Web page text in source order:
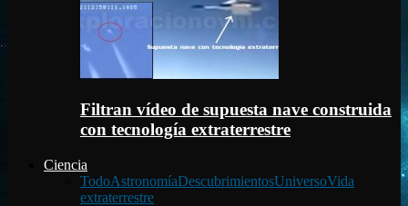
Filtran vídeo de supuesta nave construida
con tecnología extraterrestre
Ciencia
TodoAstronomíaDescubrimientosUniversoVida
extraterrestre